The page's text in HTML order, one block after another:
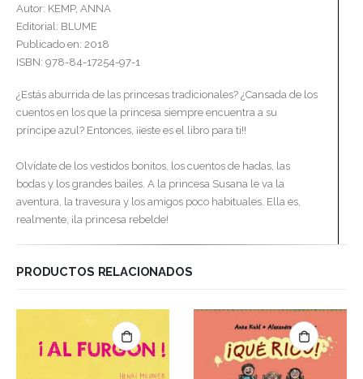
Autor: KEMP, ANNA
Editorial: BLUME
Publicado en: 2018
ISBN: 978-84-17254-97-1
¿Estás aburrida de las princesas tradicionales? ¿Cansada de los
cuentos en los que la princesa siempre encuentra a su
príncipe azul? Entonces, ¡¡este es el libro para ti!!
Olvídate de los vestidos bonitos, los cuentos de hadas, las
bodas y los grandes bailes. A la princesa Susana le va la
aventura, la travesura y los amigos poco habituales. Ella es,
realmente, ¡la princesa rebelde!
PRODUCTOS RELACIONADOS